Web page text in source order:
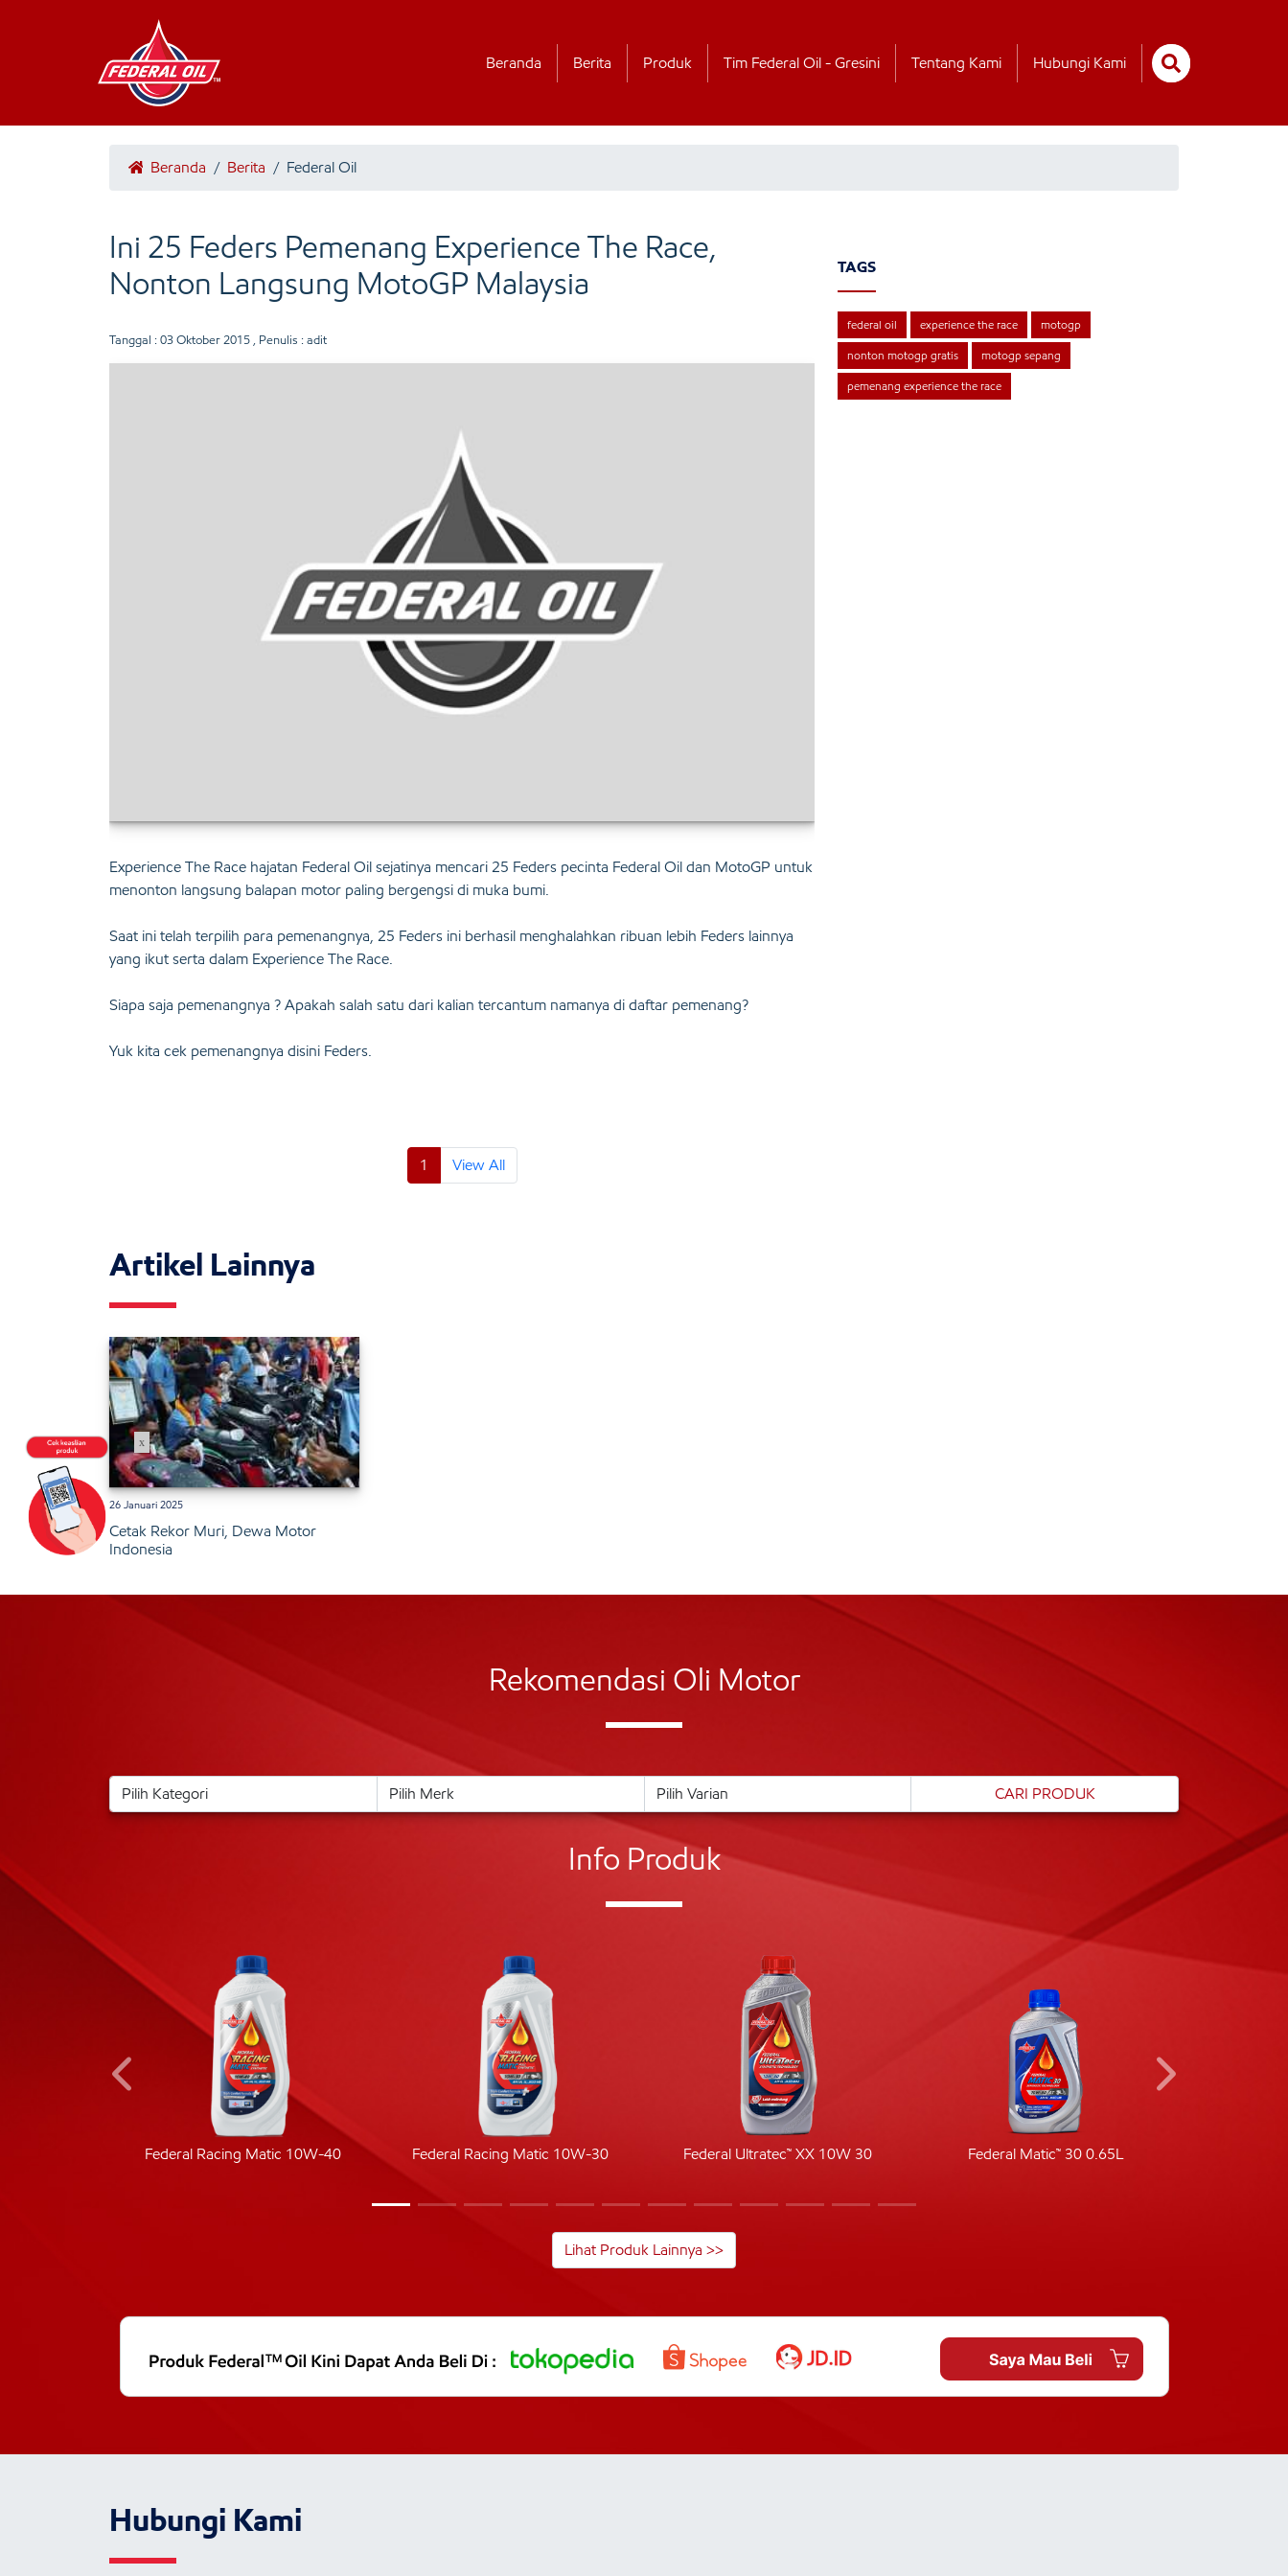
Beranda Berita Produk Tim Federal Oil - Gresini Tentang Kami Hubungi Kami
Beranda / Berita / Federal Oil
Ini 25 Feders Pemenang Experience The Race,
Nonton Langsung MotoGP Malaysia
Tanggal : 03 Oktober 2015 , Penulis : adit
Experience The Race hajatan Federal Oil sejatinya mencari 25 Feders pecinta Federal Oil dan MotoGP untuk
menonton langsung balapan motor paling bergengsi di muka bumi.
Saat ini telah terpilih para pemenangnya, 25 Feders ini berhasil menghalahkan ribuan lebih Feders lainnya
yang ikut serta dalam Experience The Race.
Siapa saja pemenangnya ? Apakah salah satu dari kalian tercantum namanya di daftar pemenang?
Yuk kita cek pemenangnya disini Feders.
1 View All
TAGS
federal oil experience the race motogp
nonton motogp gratis motogp sepang
pemenang experience the race
Artikel Lainnya
26 Januari 2025
Cetak Rekor Muri, Dewa Motor
Indonesia
Rekomendasi Oli Motor
Info Produk
Federal Racing Matic 10W-40 Federal Racing Matic 10W-30 Federal Ultratec™ XX 10W 30 Federal Matic™ 30 0.65L
Lihat Produk Lainnya >>
Hubungi Kami
x